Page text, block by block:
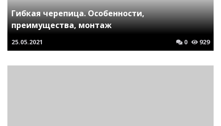
Гибкая черепица. Особенности,
преимущества, монтаж
25.05.2021 0 929